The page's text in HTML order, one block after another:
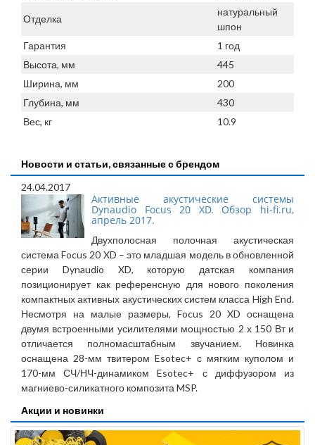
Отделка
натуральный
шпон
Гарантия
1 год
Высота, мм
445
Ширина, мм
200
Глубина, мм
430
Вес, кг
10.9
Новости и статьи, связанные с брендом
24.04.2017
Активные акустические системы
Dynaudio Focus 20 XD. Обзор hi-fi.ru,
апрель 2017.
Двухполосная полочная акустическая
система Focus 20 XD – это младшая модель в обновленной
серии Dynaudio XD, которую датская компания
позиционирует как референсную для нового поколения
компактных активных акустических систем класса High End.
Несмотря на малые размеры, Focus 20 XD оснащена
двумя встроенными усилителями мощностью 2 х 150 Вт и
отличается полномасштабным звучанием. Новинка
оснащена 28-мм твитером Esotec+ с мягким куполом и
170-мм СЧ/НЧ-динамиком Esotec+ с диффузором из
магниево-силикатного композита MSP.
Акции и новинки